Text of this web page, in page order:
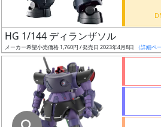
値
の
HG 1/144 ディランザソル
メーカー希望小売価格 1,760円 / 発売日 2023年4月8日 （詳細ペ